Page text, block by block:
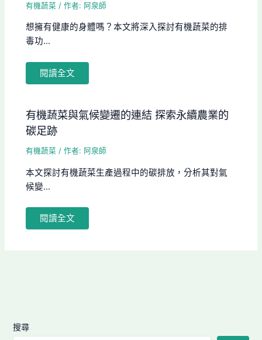
有機蔬菜 / 作者: 阿泉師
想擁有健康的身體嗎？本文將深入探討有機蔬菜的排
毒功...
閱讀全文
有機蔬菜與氣候變遷的連結 探索永續農業的
碳足跡
有機蔬菜 / 作者: 阿泉師
本文探討有機蔬菜生產過程中的碳排放，分析其對氣
候變...
閱讀全文
搜尋